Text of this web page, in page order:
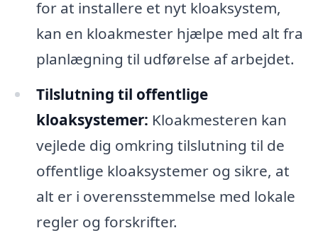
for at installere et nyt kloaksystem,
kan en kloakmester hjælpe med alt fra
planlægning til udførelse af arbejdet.
Tilslutning til offentlige
kloaksystemer: Kloakmesteren kan
vejlede dig omkring tilslutning til de
offentlige kloaksystemer og sikre, at
alt er i overensstemmelse med lokale
regler og forskrifter.